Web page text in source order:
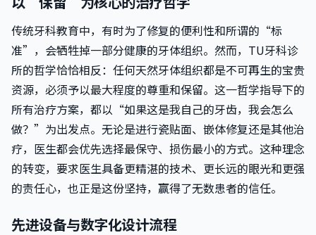
传统牙科教育中，有时为了修复的便利性和所谓的“标
准”，会牺牲掉一部分健康的牙体组织。然而，TU牙科诊
所的哲学恰恰相反：任何天然牙体组织都是不可再生的宝贵
资源，必须予以最大程度的尊重和保留。这一哲学指导下的
所有治疗方案，都以“如果这是我自己的牙齿，我会怎么
做？”为出发点。无论是进行瓷贴面、嵌体修复还是其他治
疗，医生都会优先选择最保守、损伤最小的方式。这种理念
的转变，要求医生具备更精湛的技术、更长远的眼光和更强
的责任心，也正是这份坚持，赢得了无数患者的信任。
先进设备与数字化设计流程